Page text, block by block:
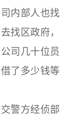
内部人也找
找区政府，
司几十位员
了多少钱等
警方经侦部